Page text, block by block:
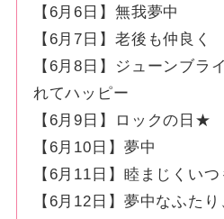
【6月6日】無我夢中
【6月7日】老後も仲良く
【6月8日】ジューンブラ
れてハッピー
【6月9日】ロックの日★
【6月10日】夢中
【6月11日】睦まじくい
【6月12日】夢中なふた